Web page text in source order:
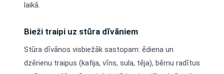
laikā.
Bieži traipi uz stūra dīvāniem
Stūra dīvānos visbiežāk sastopam: ēdiena un
dzērienu traipus (kafija, vīns, sula, tēja), bērnu radītus